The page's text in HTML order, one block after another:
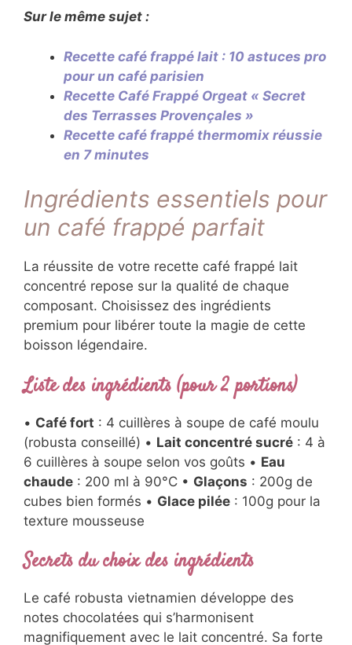
Sur le même sujet :
Recette café frappé lait : 10 astuces pro
pour un café parisien
Recette Café Frappé Orgeat « Secret
des Terrasses Provençales »
Recette café frappé thermomix réussie
en 7 minutes
Ingrédients essentiels pour
un café frappé parfait
La réussite de votre recette café frappé lait
concentré repose sur la qualité de chaque
composant. Choisissez des ingrédients
premium pour libérer toute la magie de cette
boisson légendaire.
Liste des ingrédients (pour 2 portions)
• Café fort : 4 cuillères à soupe de café moulu
(robusta conseillé) • Lait concentré sucré : 4 à
6 cuillères à soupe selon vos goûts • Eau
chaude : 200 ml à 90°C • Glaçons : 200g de
cubes bien formés • Glace pilée : 100g pour la
texture mousseuse
Secrets du choix des ingrédients
Le café robusta vietnamien développe des
notes chocolatées qui s’harmonisent
magnifiquement avec le lait concentré. Sa forte